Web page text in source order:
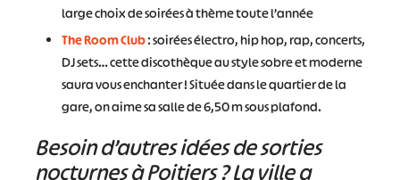
large choix de soirées à thème toute l’année
The Room Club: soirées électro, hip hop, rap, concerts,
DJ sets… cette discothèque au style sobre et moderne
saura vous enchanter ! Située dans le quartier de la
gare, on aime sa salle de 6,50 m sous plafond.
Besoin d’autres idées de sorties
nocturnes à Poitiers ? La ville a